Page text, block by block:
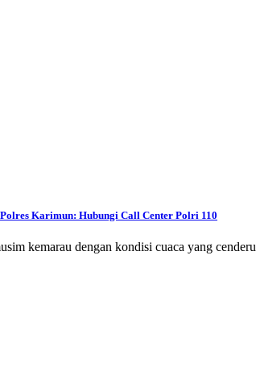
Karimun: Hubungi Call Center Polri 110
kemarau dengan kondisi cuaca yang